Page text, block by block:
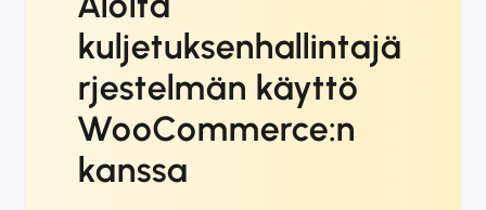
kuljetuksenhallintajä
rjestelmän käyttö
WooCommerce:n
kanssa